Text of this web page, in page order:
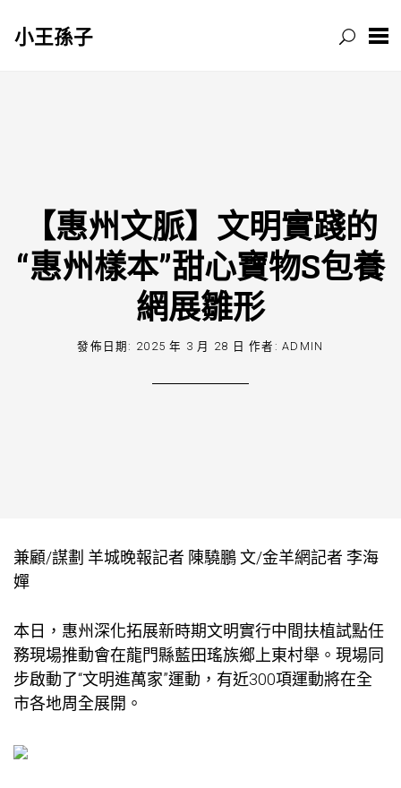
小王孫子
【惠州文脈】文明實踐的
“惠州樣本”甜心寶物S包養
網展雛形
發佈日期: 2025 年 3 月 28 日 作者:ADMIN
兼顧/謀劃 羊城晚報記者 陳驍鵬 文/金羊網記者 李海
嬋
本日，惠州深化拓展新時期文明實行中間扶植試點任
務現場推動會在龍門縣藍田瑤族鄉上東村舉。現場同
步啟動了“文明進萬家”運動，有近300項運動將在全
市各地周全展開。